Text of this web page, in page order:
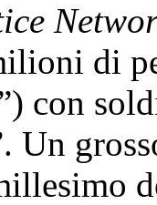
di
con
Un